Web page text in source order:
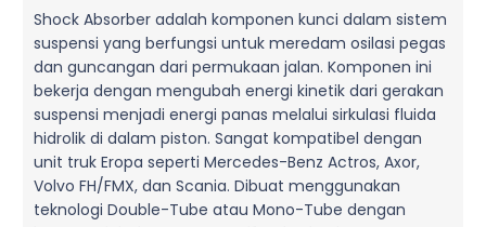
Shock Absorber adalah komponen kunci dalam sistem
suspensi yang berfungsi untuk meredam osilasi pegas
dan guncangan dari permukaan jalan. Komponen ini
bekerja dengan mengubah energi kinetik dari gerakan
suspensi menjadi energi panas melalui sirkulasi fluida
hidrolik di dalam piston. Sangat kompatibel dengan
unit truk Eropa seperti Mercedes-Benz Actros, Axor,
Volvo FH/FMX, dan Scania. Dibuat menggunakan
teknologi Double-Tube atau Mono-Tube dengan